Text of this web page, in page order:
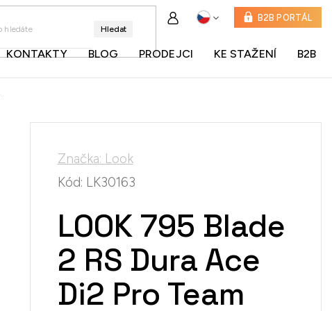
Hledat
B2B PORTÁL
KONTAKTY BLOG PRODEJCI KE STAŽENÍ B2B
LOOK 795 Blade
2 RS Dura Ace
Di2 Pro Team
Značka: Look
Kód: LK30163